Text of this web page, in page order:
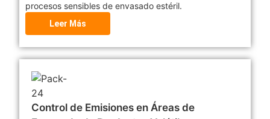
procesos sensibles de envasado estéril.
Leer Más
Control de Emisiones en Áreas de